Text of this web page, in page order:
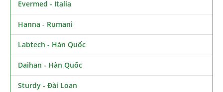
Evermed - Italia
Hanna - Rumani
Labtech - Hàn Quốc
Daihan - Hàn Quốc
Sturdy - Đài Loan